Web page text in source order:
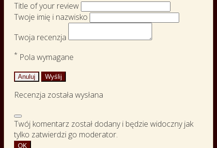
Title of your review
Twoje imię i nazwisko
Twoja recenzja
* Pola wymagane
Anuluj Wyślij
Recenzja została wysłana
Twój komentarz został dodany i będzie widoczny jak
tylko zatwierdzi go moderator.
OK